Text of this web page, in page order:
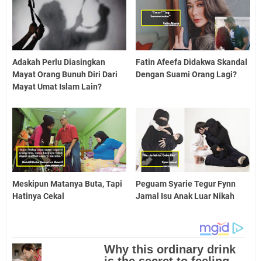
Adakah Perlu Diasingkan
Mayat Orang Bunuh Diri Dari
Mayat Umat Islam Lain?
Fatin Afeefa Didakwa Skandal
Dengan Suami Orang Lagi?
Meskipun Matanya Buta, Tapi
Hatinya Cekal
Peguam Syarie Tegur Fynn
Jamal Isu Anak Luar Nikah